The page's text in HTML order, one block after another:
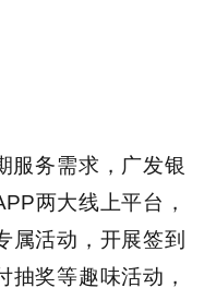
服务需求，广发银
两大线上平台，
属活动，开展签到
抽奖等趣味活动，